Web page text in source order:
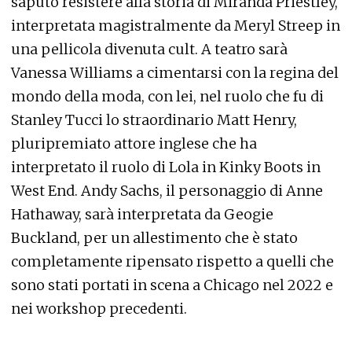
interpretata magistralmente da Meryl Streep in
una pellicola divenuta cult. A teatro sarà
Vanessa Williams a cimentarsi con la regina del
mondo della moda, con lei, nel ruolo che fu di
Stanley Tucci lo straordinario Matt Henry,
pluripremiato attore inglese che ha
interpretato il ruolo di Lola in Kinky Boots in
West End. Andy Sachs, il personaggio di Anne
Hathaway, sarà interpretata da Geogie
Buckland, per un allestimento che è stato
completamente ripensato rispetto a quelli che
sono stati portati in scena a Chicago nel 2022 e
nei workshop precedenti.